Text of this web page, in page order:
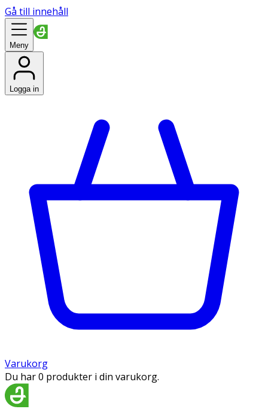
Gå till innehåll
Meny
Logga in
Varukorg
Du har 0 produkter i din varukorg.